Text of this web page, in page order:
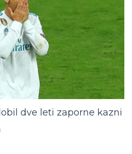
dve leti zaporne kazni